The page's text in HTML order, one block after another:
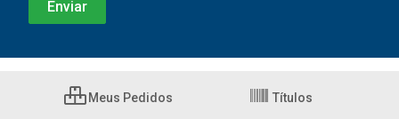
Meus Pedidos Títulos